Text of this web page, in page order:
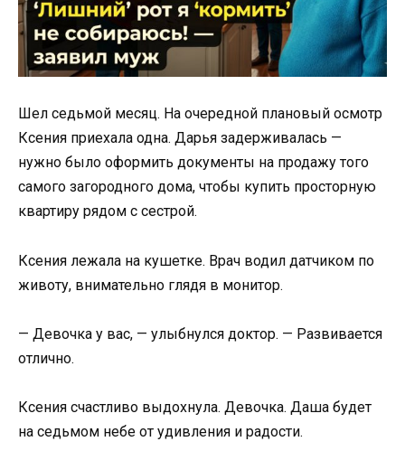
Шел седьмой месяц. На очередной плановый осмотр
Ксения приехала одна. Дарья задерживалась —
нужно было оформить документы на продажу того
самого загородного дома, чтобы купить просторную
квартиру рядом с сестрой.
Ксения лежала на кушетке. Врач водил датчиком по
животу, внимательно глядя в монитор.
— Девочка у вас, — улыбнулся доктор. — Развивается
отлично.
Ксения счастливо выдохнула. Девочка. Даша будет
на седьмом небе от удивления и радости.